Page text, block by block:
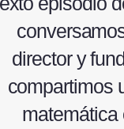
director y
compartimos
matemática